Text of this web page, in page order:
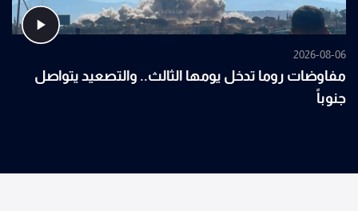
2026-08-06
مفاوضات روما تدخل يومها الثالث.. والتصعيد يتواصل
جنوباً